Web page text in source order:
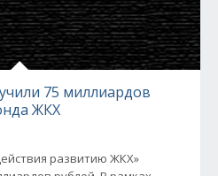
75 миллиардов
ЖКХ
развитию ЖКХ»